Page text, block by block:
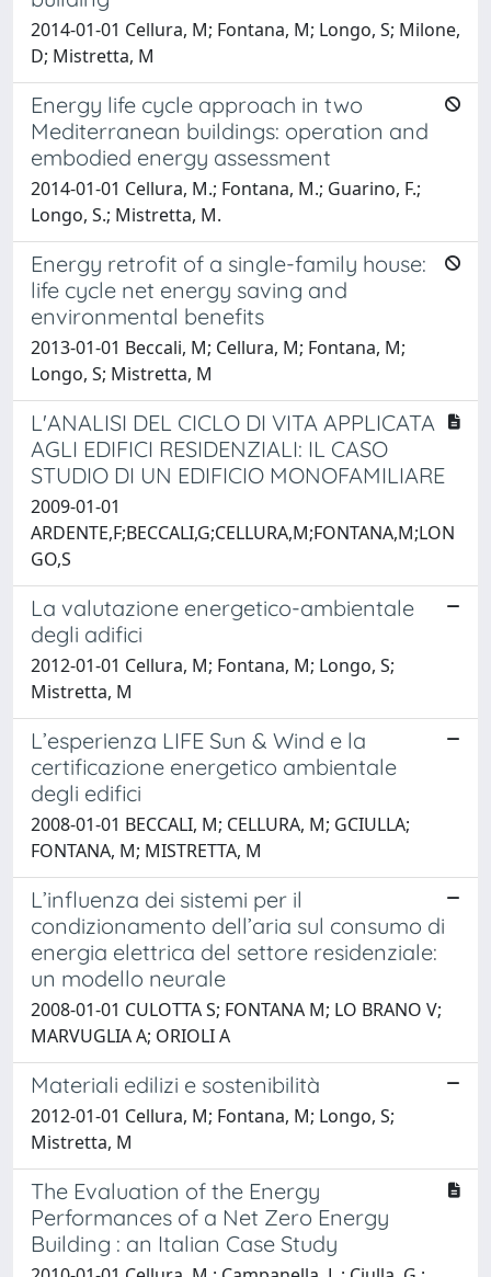
2014-01-01 Cellura, M; Fontana, M; Longo, S; Milone,
D; Mistretta, M
Energy life cycle approach in two
Mediterranean buildings: operation and
embodied energy assessment
2014-01-01 Cellura, M.; Fontana, M.; Guarino, F.;
Longo, S.; Mistretta, M.
Energy retrofit of a single-family house:
life cycle net energy saving and
environmental benefits
2013-01-01 Beccali, M; Cellura, M; Fontana, M;
Longo, S; Mistretta, M
L'ANALISI DEL CICLO DI VITA APPLICATA
AGLI EDIFICI RESIDENZIALI: IL CASO
STUDIO DI UN EDIFICIO MONOFAMILIARE
2009-01-01
ARDENTE,F;BECCALI,G;CELLURA,M;FONTANA,M;LON
GO,S
La valutazione energetico-ambientale
degli adifici
2012-01-01 Cellura, M; Fontana, M; Longo, S;
Mistretta, M
L’esperienza LIFE Sun & Wind e la
certificazione energetico ambientale
degli edifici
2008-01-01 BECCALI, M; CELLURA, M; GCIULLA;
FONTANA, M; MISTRETTA, M
L’influenza dei sistemi per il
condizionamento dell’aria sul consumo di
energia elettrica del settore residenziale:
un modello neurale
2008-01-01 CULOTTA S; FONTANA M; LO BRANO V;
MARVUGLIA A; ORIOLI A
Materiali edilizi e sostenibilità
2012-01-01 Cellura, M; Fontana, M; Longo, S;
Mistretta, M
The Evaluation of the Energy
Performances of a Net Zero Energy
Building : an Italian Case Study